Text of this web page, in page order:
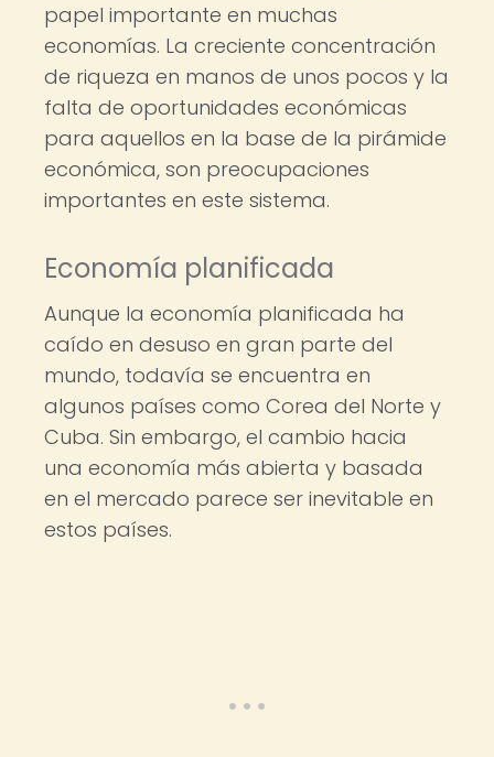
papel importante en muchas
economías. La creciente concentración
de riqueza en manos de unos pocos y la
falta de oportunidades económicas
para aquellos en la base de la pirámide
económica, son preocupaciones
importantes en este sistema.
Economía planificada
Aunque la economía planificada ha
caído en desuso en gran parte del
mundo, todavía se encuentra en
algunos países como Corea del Norte y
Cuba. Sin embargo, el cambio hacia
una economía más abierta y basada
en el mercado parece ser inevitable en
estos países.